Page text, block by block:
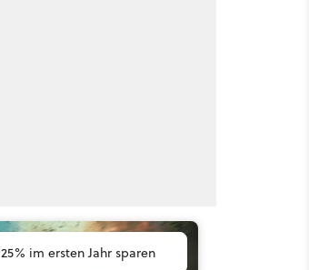
25% im ersten Jahr sparen